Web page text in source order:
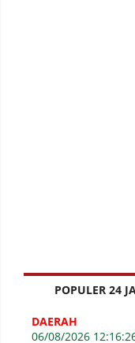
POPULER 24
DAERAH
06/08/2026